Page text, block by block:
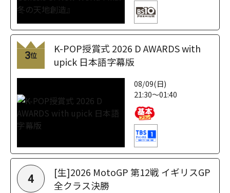
3位
K-POP授賞式 2026 D AWARDS with
upick 日本語字幕版
08/09(日)
21:30～01:40
4
[生]2026 MotoGP 第12戦 イギリスGP
全クラス決勝